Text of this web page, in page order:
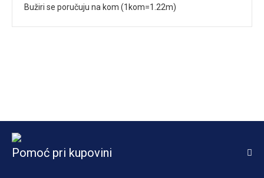
Bužiri se poručuju na kom (1kom=1.22m)
Pomoć pri kupovini